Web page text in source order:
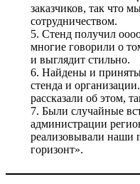
заказчиков, так что
сотрудничеством.
5. Стенд получил
многие говорили о
и выглядит стильно.
6. Найдены и
стенда и
рассказали об этом,
7. Были случайные
администрации
реализовывали наши
горизонт».